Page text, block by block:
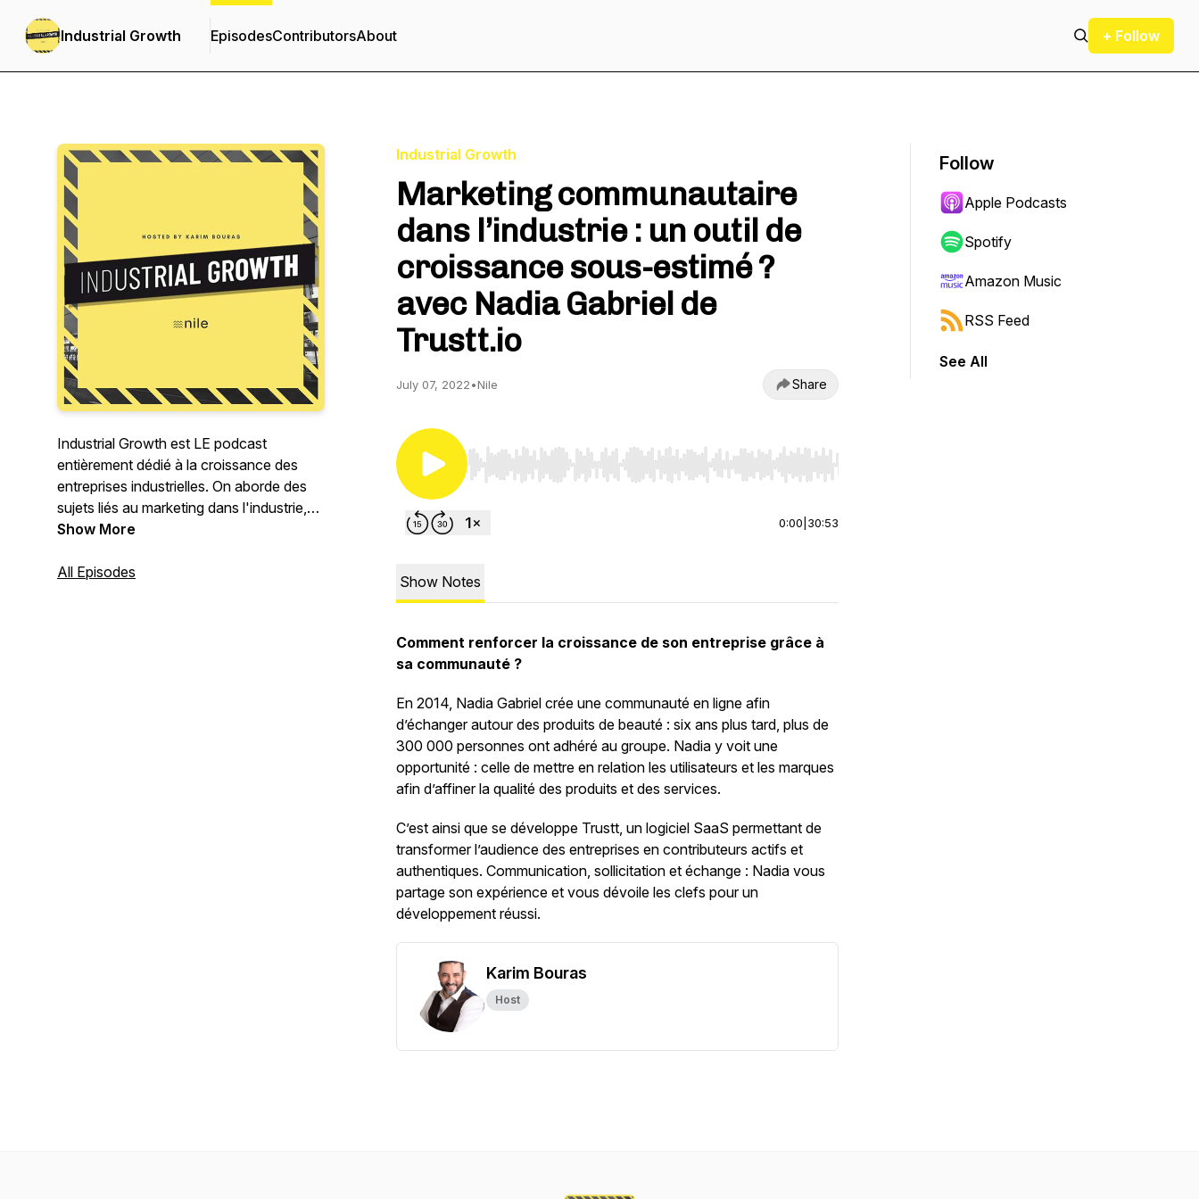
Industrial Growth EpisodesContributorsAbout + Follow
Industrial Growth est LE podcast
entièrement dédié à la croissance des
entreprises industrielles. On aborde des
sujets liés au marketing dans l'industrie,
aux ventes, à la relation client et plus
industriels à générer plus de business ou
Show More
All Episodes
Industrial Growth
Marketing communautaire
dans l’industrie : un outil de
croissance sous-estimé ?
avec Nadia Gabriel de
Trustt.io
July 07, 2022•Nile Share
Use Left/Right to seek, Home/End to jump to start or end. Hold shift to jump forward or backward.
0:00 30:53
Show Notes
Comment renforcer la croissance de son entreprise grâce à
sa communauté ?
En 2014, Nadia Gabriel crée une communauté en ligne afin
d’échanger autour des produits de beauté : six ans plus tard, plus de
300 000 personnes ont adhéré au groupe. Nadia y voit une
opportunité : celle de mettre en relation les utilisateurs et les marques
afin d’affiner la qualité des produits et des services.
C’est ainsi que se développe Trustt, un logiciel SaaS permettant de
transformer l’audience des entreprises en contributeurs actifs et
authentiques. Communication, sollicitation et échange : Nadia vous
partage son expérience et vous dévoile les clefs pour un
développement réussi.
Karim Bouras
Host
Follow
Apple Podcasts
Spotify
Amazon Music
RSS Feed
See All